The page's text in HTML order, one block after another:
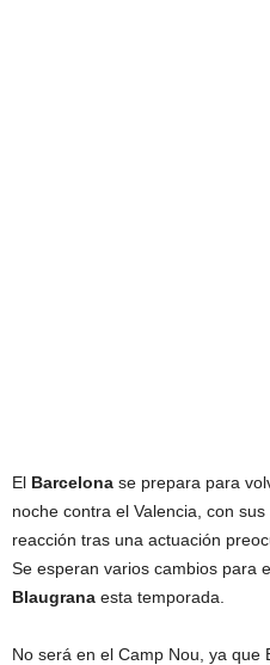
El Barcelona se prepara para
noche contra el Valencia, con
reacción tras una actuación
Se esperan varios cambios para
Blaugrana esta temporada.
No será en el Camp Nou, ya que